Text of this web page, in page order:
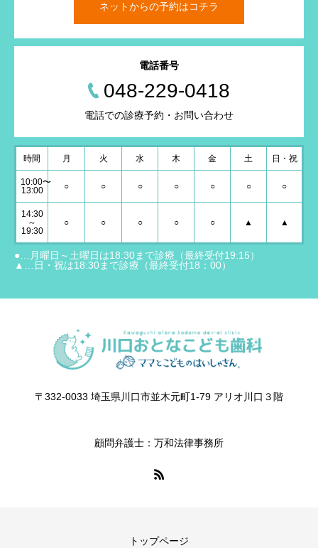
ネットからの予約はコチラ
電話番号
048-229-0418
電話での診療予約・お問い合わせ
時間 月 火 水 木 金 土 日・祝
10:00〜
13:00
○ ○ ○ ○ ○ ○ ○
14:30
～
19:30
○ ○ ○ ○ ○ ▲ ▲
●…月曜日～土曜日は18:30まで診療（最終受付19:15）
▲…日・祝は18:30まで診療（最終受付18：00）
〒332-0033 埼玉県川口市並木元町1-79 アリオ川口３階
顧問弁護士：万和法律事務所
トップページ